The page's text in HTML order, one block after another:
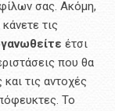
σας. Ακόμη,
τις
έτσι
που θα
τις αντοχές
Το